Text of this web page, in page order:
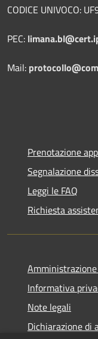
CODICE UNIVOCO:
PEC:
Mail:
Prenotazione
Segnalazione
Leggi le FAQ
Richiesta
Informativa
Note legali
Dichiarazione di